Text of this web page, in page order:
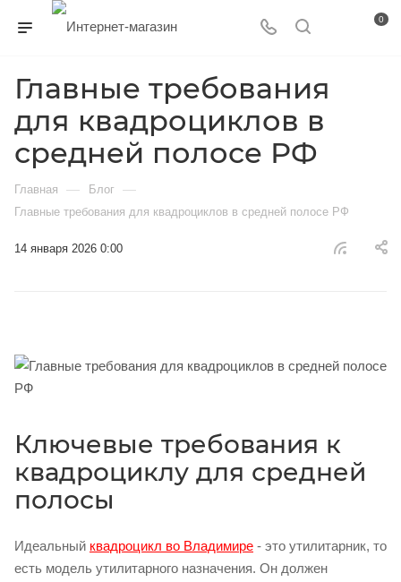
0
Главные требования
для квадроциклов в
средней полосе РФ
Главная — Блог —
Главные требования для квадроциклов в средней полосе РФ
14 января 2026 0:00
Ключевые требования к
квадроциклу для средней
полосы
Идеальный квадроцикл во Владимире - это утилитарник, то
есть модель утилитарного назначения. Он должен